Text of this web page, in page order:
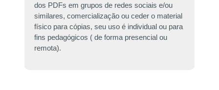
dos PDFs em grupos de redes sociais e/ou
similares, comercialização ou ceder o material
físico para cópias, seu uso é individual ou para
fins pedagógicos ( de forma presencial ou
remota).